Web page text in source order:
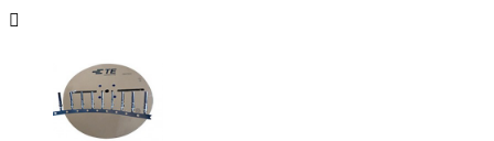
